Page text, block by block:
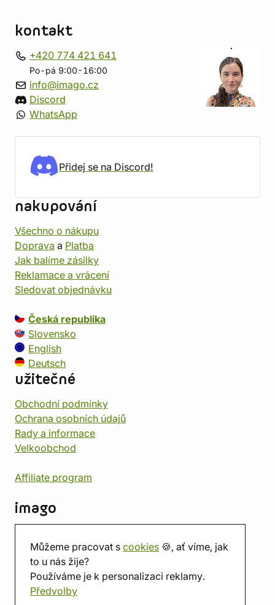
Můžeme pracovat s cookies 🍪, ať víme, jak
to u nás žije?
Používáme je k personalizaci reklamy.
Předvolby
kontakt
+420 774 421 641
Po-pá 9:00-16:00
info@imago.cz
Discord
WhatsApp
Přidej se na Discord!
nakupování
Všechno o nákupu
Doprava a Platba
Jak balíme zásilky
Reklamace a vrácení
Sledovat objednávku
Česká republika
Slovensko
English
Deutsch
užitečné
Obchodní podmínky
Ochrana osobních údajů
Rady a informace
Velkoobchod
Affiliate program
imago
Prodejna
Herna
O nás
Hodnocení obchodu